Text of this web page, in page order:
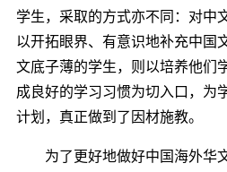
学生，采取的方式亦不同：对中
以开拓眼界、有意识地补充中国
文底子薄的学生，则以培养他们
成良好的学习习惯为切入口，为
计划，真正做到了因材施教。
为了更好地做好中国海外华